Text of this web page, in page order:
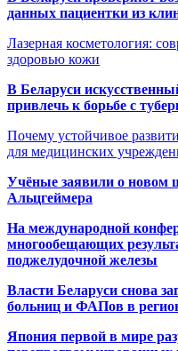
данных пациентки из
Лазерная косметология:
здоровью кожи
В Беларуси
привлечь к борьбе с
Почему устойчивое
для медицинских
Учёные заявили о новом
Альцгеймера
На международной
многообещающих
поджелудочной железы
Власти Беларуси снова
больниц и ФАПов в
Япония первой в мире